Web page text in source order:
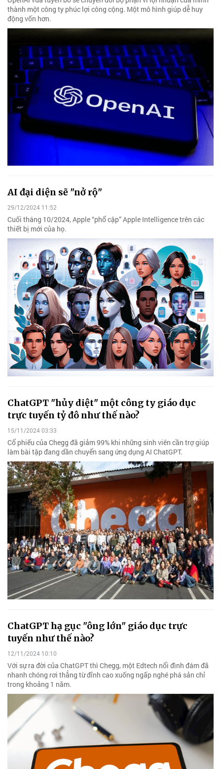
thành một công ty phúc lợi công cộng. Một mô hình giúp dễ huy
động vốn hơn.
AI đại diện sẽ "nở rộ"
29/12/2024 11:52
Cuối tháng 10/2024, Apple “phổ cập” Apple Intelligence trên các
thiết bị mới của họ.
ChatGPT "hủy diệt" một công ty giáo dục
trực tuyến tỷ đô như thế nào?
15/11/2024 03:33
Cổ phiếu của Chegg đã giảm 99% khi những sinh viên cần trợ giúp
làm bài tập đang dần chuyển sang ứng dụng AI ChatGPT.
ChatGPT hạ gục "ông lớn" giáo dục trực
tuyến như thế nào?
12/11/2024 10:10
Với sự ra đời của ChatGPT thì Chegg, một Edtech nổi đình đám đã
nhanh chóng rơi thẳng từ đỉnh cao xuống ngấp nghé phá sản chỉ
trong khoảng 1 năm.